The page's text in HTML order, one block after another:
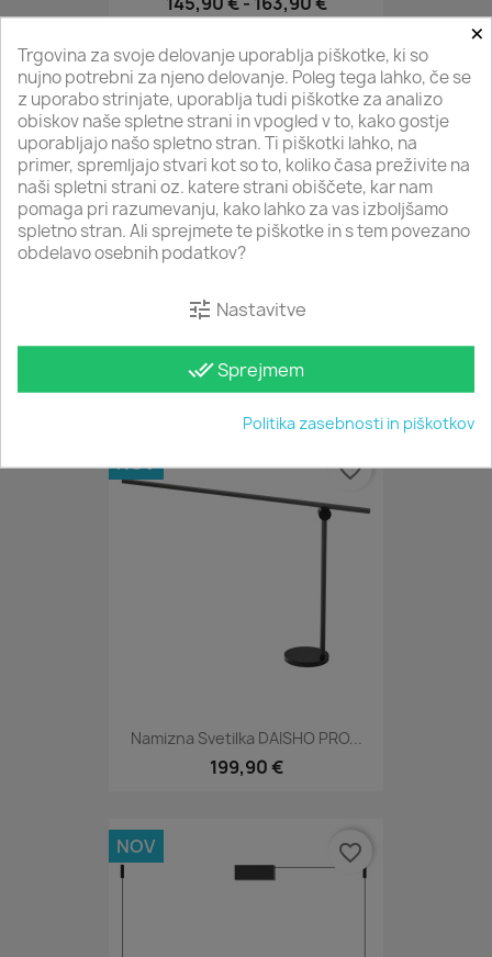
117,90 € 135,90 €
NOV favorite_border
Namizna Svetilka DAISHO PRO...
199,90 €
NOV favorite_border
NOV favorite_border
×
Trgovina za svoje delovanje uporablja piškotke, ki so
nujno potrebni za njeno delovanje. Poleg tega lahko, če se
z uporabo strinjate, uporablja tudi piškotke za analizo
obiskov naše spletne strani in vpogled v to, kako gostje
uporabljajo našo spletno stran. Ti piškotki lahko, na
primer, spremljajo stvari kot so to, koliko časa preživite na
naši spletni strani oz. katere strani obiščete, kar nam
pomaga pri razumevanju, kako lahko za vas izboljšamo
spletno stran. Ali sprejmete te piškotke in s tem povezano
obdelavo osebnih podatkov?
tune Nastavitve
done_allSprejmem
Politika zasebnosti in piškotkov